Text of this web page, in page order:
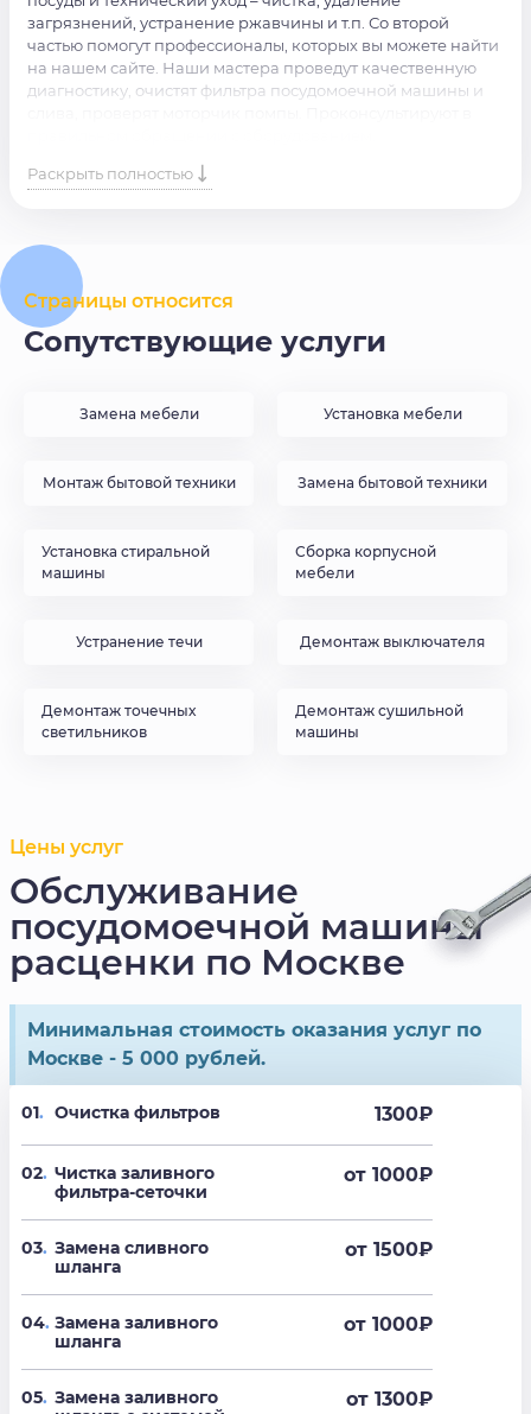
загрязнений, устранение ржавчины и т.п. Со второй
частью помогут профессионалы, которых вы можете найти
на нашем сайте. Наши мастера проведут качественную
диагностику, очистят фильтра посудомоечной машины и
Нужна помощь вобслуживание посудомоечной
свяжутся с вами в ближайшее время.
Раскрыть полностью
Страницы относится
Сопутствующие услуги
Замена мебели Установка мебели
Монтаж бытовой техники Замена бытовой техники
Установка стиральной
машины
Сборка корпусной
мебели
Устранение течи Демонтаж выключателя
Демонтаж точечных
светильников
Демонтаж сушильной
машины
Цены услуг
Обслуживание
посудомоечной машины
расценки по Москве
Минимальная стоимость оказания услуг по
Москве - 5 000 рублей.
01. Очистка фильтров 1300₽
02. Чистка заливного
фильтра-сеточки
от 1000₽
03. Замена сливного
шланга
от 1500₽
04. Замена заливного
шланга
от 1000₽
05. Замена заливного
от 1300₽